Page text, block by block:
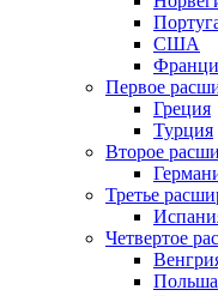
США
Первое
Греция
Турция
Второе
Третье
Четвертое
Польша